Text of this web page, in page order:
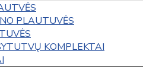
PLAUTUVĖS
KOMPLEKTAI